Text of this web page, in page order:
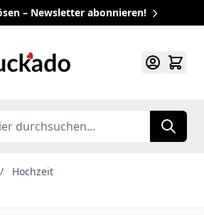
– Newsletter abonnieren!
/ Hochzeit